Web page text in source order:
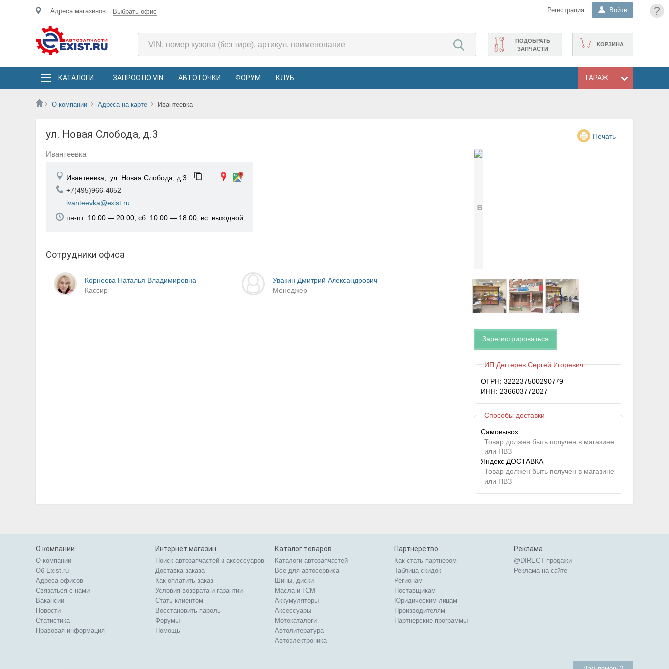
?
Адреса магазинов Выбрать офис Регистрация Войти
КОРЗИНА
ПОДОБРАТЬ
ЗАПЧАСТИ
КАТАЛОГИ ЗАПРОС ПО VIN АВТОТОЧКИ ФОРУМ КЛУБ ГАРАЖ
О компании Адреса на карте Ивантеевка
ул. Новая Слобода, д.3 Печать
Ивантеевка
Ивантеевка, ул. Новая Слобода, д.3
+7(495)966-4852
ivanteevka@exist.ru
пн-пт: 10:00 — 20:00, сб: 10:00 — 18:00, вс: выходной
Сотрудники офиса
Корнеева Наталья Владимировна
Кассир
Увакин Дмитрий Александрович
Менеджер
Зарегистрироваться
ИП Дегтерев Сергей Игоревич
ОГРН: 322237500290779
ИНН: 236603772027
Способы доставки
Самовывоз
Товар должен быть получен в магазине
или ПВЗ
Яндекс ДОСТАВКА
Товар должен быть получен в магазине
или ПВЗ
О компании
О компании
Об Exist.ru
Адреса офисов
Связаться с нами
Вакансии
Новости
Статистика
Правовая информация
Интернет магазин
Поиск автозапчастей и аксессуаров
Доставка заказа
Как оплатить заказ
Условия возврата и гарантии
Стать клиентом
Восстановить пароль
Форумы
Помощь
Каталог товаров
Каталоги автозапчастей
Все для автосервиса
Шины, диски
Масла и ГСМ
Аккумуляторы
Аксессуары
Мотокаталоги
Автолитература
Автоэлектроника
Партнерство
Как стать партнером
Таблица скидок
Регионам
Поставщикам
Юридическим лицам
Производителям
Партнерские программы
Реклама
@DIRECT продажи
Реклама на сайте